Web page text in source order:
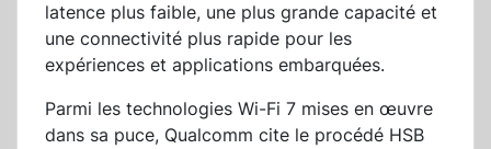
latence plus faible, une plus grande capacité et
une connectivité plus rapide pour les
expériences et applications embarquées.
Parmi les technologies Wi-Fi 7 mises en œuvre
dans sa puce, Qualcomm cite le procédé HSB